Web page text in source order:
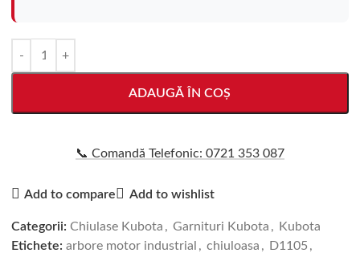
ADAUGĂ ÎN COȘ
📞 Comandă Telefonic: 0721 353 087
Add to compare Add to wishlist
Categorii: Chiulase Kubota , Garnituri Kubota ,
Kubota
Etichete: arbore motor industrial , chiuloasa , D1105 ,